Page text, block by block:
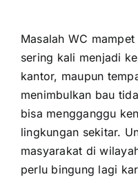
Masalah WC
sering kali menjadi
kantor, maupun
menimbulkan bau
bisa mengganggu
lingkungan sekitar.
masyarakat di
perlu bingung lagi